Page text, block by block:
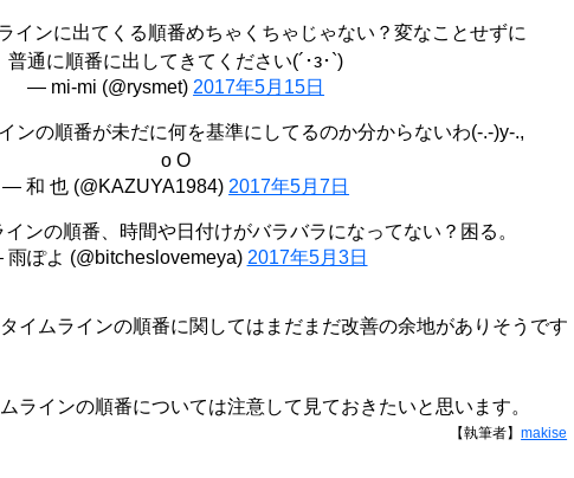
インに出てくる順番めちゃくちゃじゃない？変なことせずに
普通に順番に出してきてください(´･з･`)
— mi-mi (@rysmet) 2017年5月15日
ンの順番が未だに何を基準にしてるのか分からないわ(-.-)y-.,
o O
— 和 也 (@KAZUYA1984) 2017年5月7日
ンの順番、時間や日付けがバラバラになってない？困る。
ぽよ (@bitcheslovemeya) 2017年5月3日
イムラインの順番に関してはまだまだ改善の余地がありそうです
ラインの順番については注意して見ておきたいと思います。
【執筆者】makise